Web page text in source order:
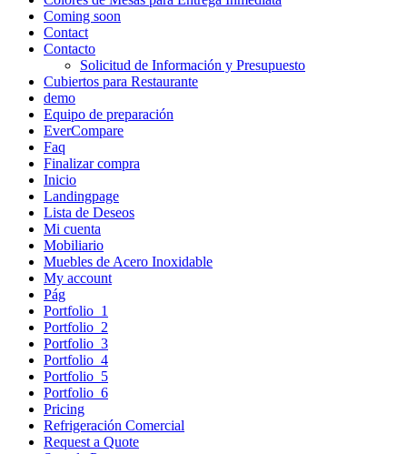
Coming soon
Contact
Contacto
Solicitud de Información y Presupuesto
Cubiertos para Restaurante
demo
Equipo de preparación
EverCompare
Faq
Finalizar compra
Inicio
Landingpage
Lista de Deseos
Mi cuenta
Mobiliario
Muebles de Acero Inoxidable
My account
Pág
Portfolio_1
Portfolio_2
Portfolio_3
Portfolio_4
Portfolio_5
Portfolio_6
Pricing
Refrigeración Comercial
Request a Quote